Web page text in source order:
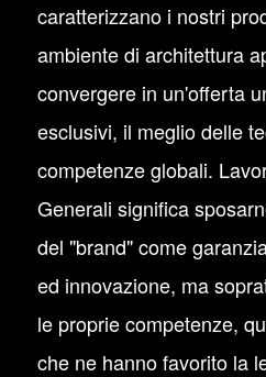
caratterizzano i nostri
ambiente di architettura
convergere in un'offerta
esclusivi, il meglio delle
competenze globali.
Generali significa
del "brand" come
ed innovazione, ma
le proprie competenze,
che ne hanno favorito la